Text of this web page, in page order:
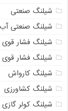
شیلنگ صنعتی
شیلنگ صنعتی آب
شیلنگ فشار قوی
شیلنگ فشار
شیلنگ کارواش
شیلنگ کشاورزی
شیلنگ کولر گازی